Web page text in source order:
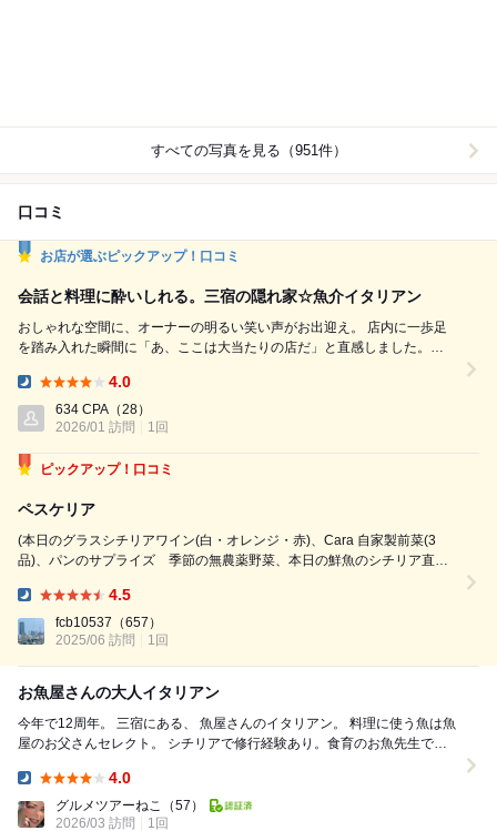
すべての写真を見る（951件）
口コミ
お店が選ぶピックアップ！口コミ
会話と料理に酔いしれる。三宿の隠れ家☆魚介イタリアン
おしゃれな空間に、オーナーの明るい笑い声がお出迎え。 店内に一歩足
を踏み入れた瞬間に「あ、ここは大当たりの店だ」と直感しました。
の通り鮮度抜群！！ 北海道産紅ずわい蟹を使ったパスタは、ポルチーニ
の濃厚な香りと春菊のほろ苦さが重なり、ワインとの相性もぴったり。
メインのアクアパッツァも、ホウボウの繊細な旨味が引き出されて...
4.0
634 CPA （28）
2026/01 訪問
1回
ピックアップ！口コミ
ペスケリア
(本日のグラスシチリアワイン(白・オレンジ・赤)、Cara 自家製前菜(3
品)、パンのサプライズ 季節の無農薬野菜、本日の鮮魚のシチリア直伝
子“ カッサテッレ”、自家製ボブ(シチリア卵酒))16,610円 白ワインは、バ
ニラ...
4.5
fcb10537 （657）
2025/06 訪問
1回
お魚屋さんの大人イタリアン
今年で12周年。 三宿にある、 魚屋さんのイタリアン。 料理に使う魚は魚
屋のお父さんセレクト。 シチリアで修行経験あり。食育のお魚先生でも
4.0
グルメツアーねこ
（57）
2026/03 訪問
1回